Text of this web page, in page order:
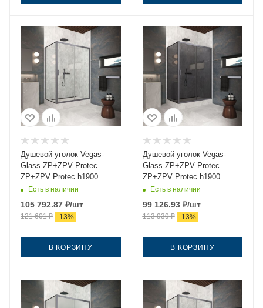
Душевой уголок Vegas-
Glass ZP+ZPV Protec
ZP+ZPV Protec h1900
170*95 06 crystalvision
170х95 стекло прозрачное
профиль вороненая сталь
без поддона
Есть в наличии
105 792.87 ₽/шт
121 601₽ -13%
В КОРЗИНУ
Душевой уголок Vegas-
Glass ZP+ZPV Protec
ZP+ZPV Protec h1900
170*95 06 07 170х95 стекло
тонированное профиль
вороненая сталь без
поддона
Есть в наличии
99 126.93₽/шт
113 939₽ -13%
В КОРЗИНУ